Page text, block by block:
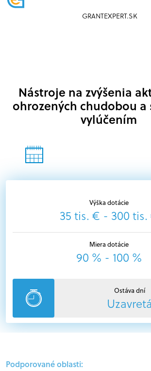
GRANTEXPERT.SK
Výška dotácie
35 tis. € - 300
Miera dotácie
90 % - 100 %
Ostáva dní
Uzavretá
Nástroje na zvýšenia
ohrozených chudobou a
vylúčením
Podporované oblasti: